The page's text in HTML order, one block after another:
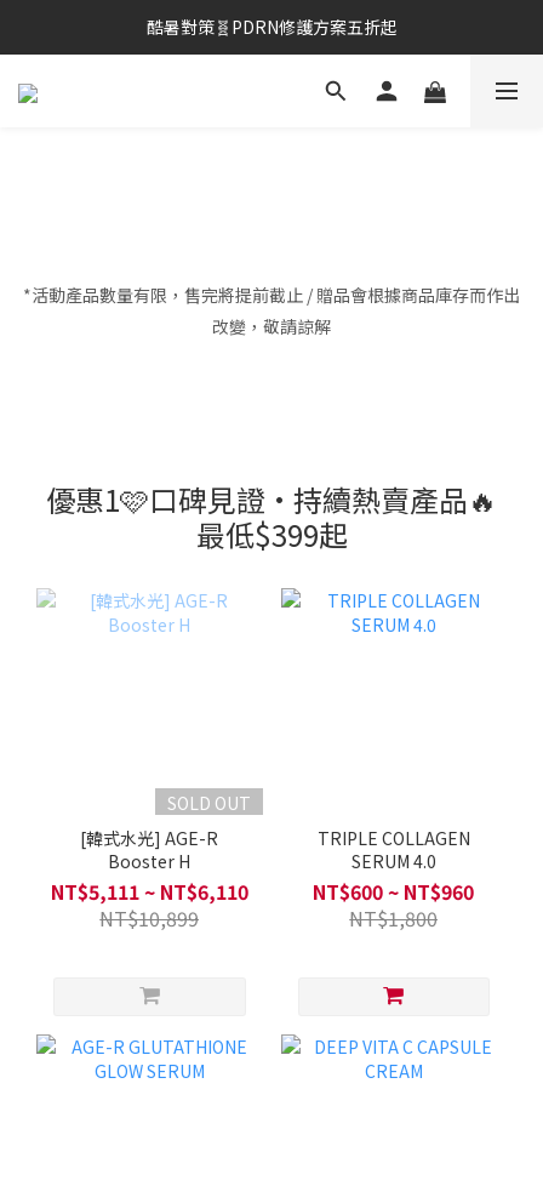
酷暑對策🧬PDRN修護方案五折起
酷暑對策🧬PDRN修護方案五折起
夏季深層清潔必備🫧張員瑛洗臉機
*活動產品數量有限，售完將提前截止 / 贈品會根據商品庫存而作出
改變，敬請諒解
優惠1🩷口碑見證·持續熱賣產品🔥
最低$399起
SOLD OUT
[韓式水光] AGE-R
Booster H
NT$5,111 ~ NT$6,110
NT$10,899
TRIPLE COLLAGEN
SERUM 4.0
NT$600 ~ NT$960
NT$1,800